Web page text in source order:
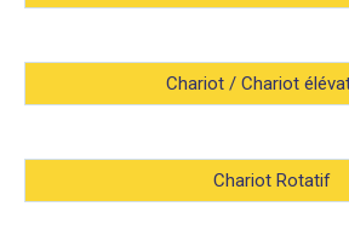
Chariot / Chariot
Chariot Rotatif